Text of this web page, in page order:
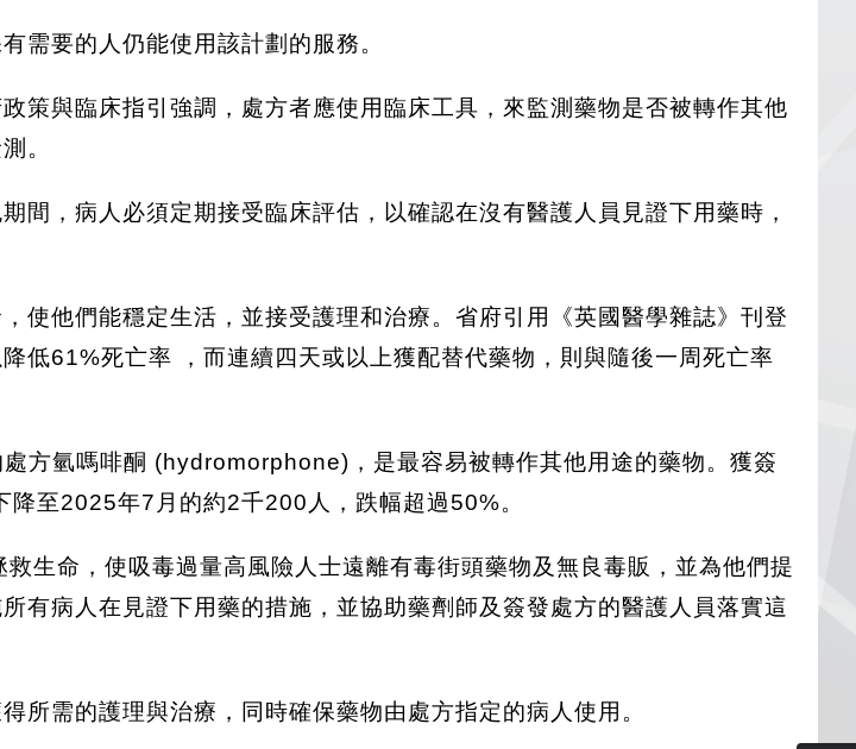
需要的人仍能使用該計劃的服務。
策與臨床指引強調，處方者應使用臨床工具，來監測藥物是否被轉作其他
。
間，病人必須定期接受臨床評估，以確認在沒有醫護人員見證下用藥時，
使他們能穩定生活，並接受護理和治療。省府引用《英國醫學雜誌》刊登
低61%死亡率 ，而連續四天或以上獲配替代藥物，則與隨後一周死亡率
方氫嗎啡酮 (hydromorphone)，是最容易被轉作其他用途的藥物。獲簽
至2025年7月的約2千200人，跌幅超過50%。
生命，使吸毒過量高風險人士遠離有毒街頭藥物及無良毒販，並為他們提
有病人在見證下用藥的措施，並協助藥劑師及簽發處方的醫護人員落實這
所需的護理與治療，同時確保藥物由處方指定的病人使用。